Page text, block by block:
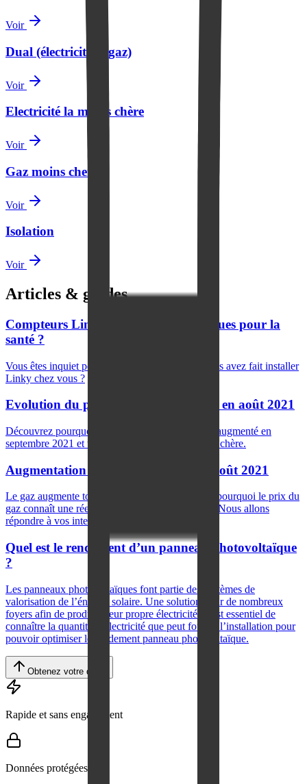
Voir
Dual (électricité et gaz)
Voir
Electricité la moins chère
Voir
Gaz moins cher
Voir
Isolation
Voir
Articles & guides
Compteurs Linky dangers : quels risques pour la
santé ?
Vous êtes inquiet pour votre santé depuis que vous avez fait installer
Linky chez vous ?
Evolution du prix du gaz : +8,7% HT en août 2021
Découvrez pourquoi le tarif règlementé du gaz a augmenté en
septembre 2021 et trouvez l'offre de gaz la moins chère.
Augmentation prix gaz ? +5,3 % en Août 2021
Le gaz augmente tous les mois, mais savez-vous pourquoi le prix du
gaz connaît une réelle hausse ces derniers mois ? Nous allons
répondre à vos interrogations dans cet article.
Quel est le rendement d’un panneau photovoltaïque
?
Les panneaux photovoltaïques font partie des systèmes de
valorisation de l’énergie solaire. Une solution pour de nombreux
foyers afin de produire leur propre électricité. Il est essentiel de
connaître la quantité d’électricité que peut fournir l’installation pour
pouvoir optimiser le rendement panneau photovoltaïque.
Obtenez votre devis
Rapide et sans engagement
Données protégées